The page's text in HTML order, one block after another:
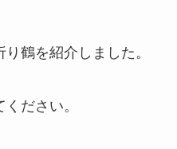
鶴を紹介しました。
ださい。